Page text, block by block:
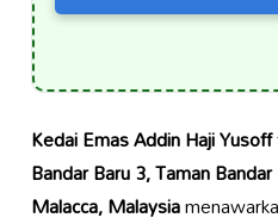
Kedai Emas Addin Haji Yusoff
Bandar Baru 3, Taman
Malacca, Malaysia